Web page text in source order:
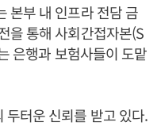
본부 내 인프라 전담 금
을 통해 사회간접자본(S
은행과 보험사들이 도맡
터운 신뢰를 받고 있다.